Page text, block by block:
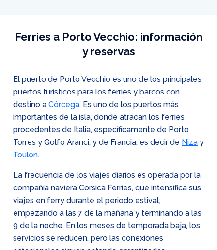
Ferries a Porto Vecchio: información
y reservas
El puerto de Porto Vecchio es uno de los principales
puertos turísticos para los ferries y barcos con
destino a Córcega. Es uno de los puertos más
importantes de la isla, donde atracan los ferries
procedentes de Italia, específicamente de Porto
Torres y Golfo Aranci, y de Francia, es decir de Niza y
Toulon.
La frecuencia de los viajes diarios es operada por la
compañía naviera Corsica Ferries, que intensifica sus
viajes en ferry durante el periodo estival,
empezando a las 7 de la mañana y terminando a las
9 de la noche. En los meses de temporada baja, los
servicios se reducen, pero las conexiones